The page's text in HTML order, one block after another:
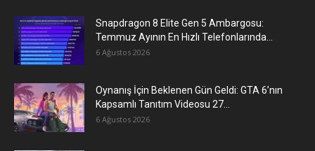
Snapdragon 8 Elite Gen 5 Ambargosu:
Temmuz Ayının En Hızlı Telefonlarında...
6 Ağustos 2026
Oynanış İçin Beklenen Gün Geldi: GTA 6’nın
Kapsamlı Tanıtım Videosu 27...
6 Ağustos 2026